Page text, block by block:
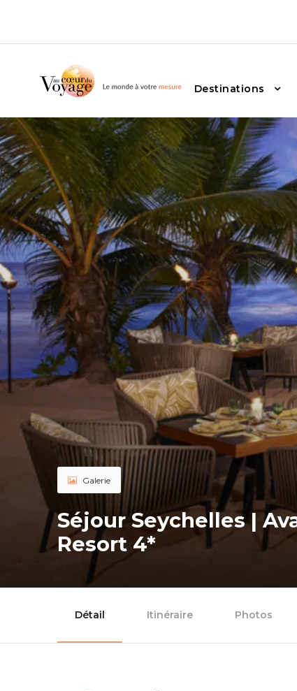
Destinations
Galerie
Séjour Seychelles |
Resort 4*
Détail Itinéraire Photos